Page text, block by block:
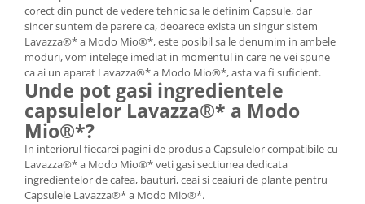
corect din punct de vedere tehnic sa le definim Capsule, dar
sincer suntem de parere ca, deoarece exista un singur sistem
Lavazza®* a Modo Mio®*, este posibil sa le denumim in ambele
moduri, vom intelege imediat in momentul in care ne vei spune
ca ai un aparat Lavazza®* a Modo Mio®*, asta va fi suficient.
Unde pot gasi ingredientele
capsulelor Lavazza®* a Modo
Mio®*?
In interiorul fiecarei pagini de produs a Capsulelor compatibile cu
Lavazza®* a Modo Mio®* veti gasi sectiunea dedicata
ingredientelor de cafea, bauturi, ceai si ceaiuri de plante pentru
Capsulele Lavazza®* a Modo Mio®*.